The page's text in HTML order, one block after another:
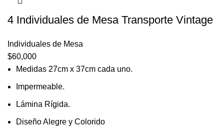
4 Individuales de Mesa Transporte Vintage
Individuales de Mesa
$60,000
Medidas 27cm x 37cm cada uno.
Impermeable.
Lámina Rígida.
Diseño Alegre y Colorido